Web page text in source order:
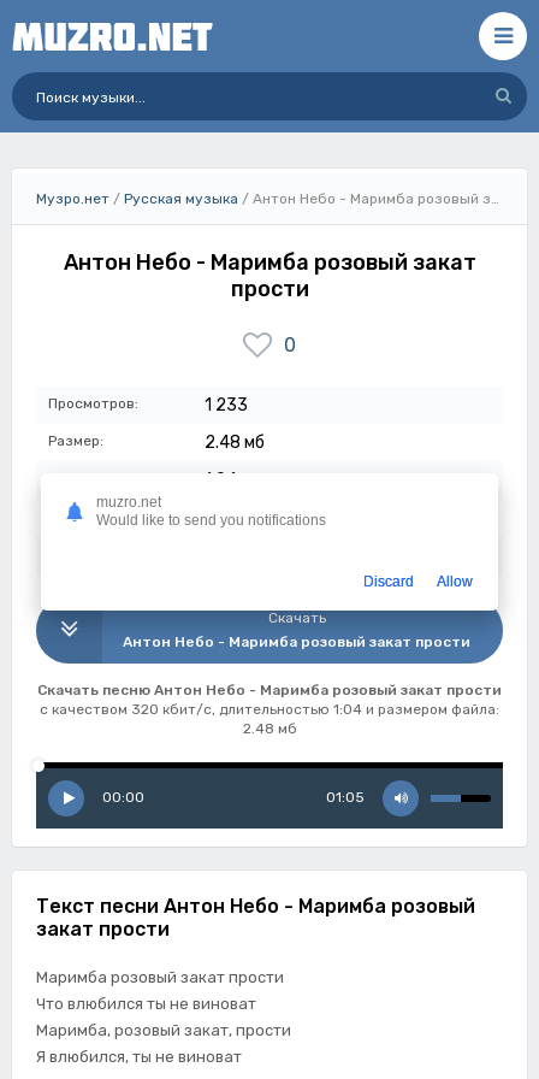
Музро.нет / Русская музыка / Антон Небо - Маримба розовый закат прости
Антон Небо - Маримба розовый закат
прости
0
Просмотров: 1 233
Размер: 2.48 мб
1:04
Качество: 320 кбит/с
Скачать
Антон Небо - Маримба розовый закат прости
Скачать песню Антон Небо - Маримба розовый закат прости
с качеством 320 кбит/с, длительностью 1:04 и размером файла:
2.48 мб
00:00 01:05
Текст песни Антон Небо - Маримба розовый
закат прости
Маримба розовый закат прости
Что влюбился ты не виноват
Маримба, розовый закат, прости
Я влюбился, ты не виноват
muzro.net
Would like to send you notifications
Discard Allow